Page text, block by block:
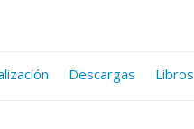
Descargas Libros